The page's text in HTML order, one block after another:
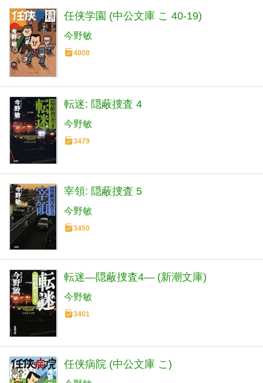
任侠学園 (中公文庫 こ 40-19)
今野敏
4008
転迷: 隠蔽捜査 4
今野敏
3479
宰領: 隠蔽捜査 5
今野敏
3450
転迷―隠蔽捜査4― (新潮文庫)
今野敏
3401
任侠病院 (中公文庫 こ)